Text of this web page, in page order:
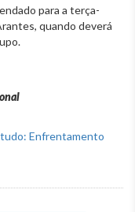
para a terça-
quando deverá